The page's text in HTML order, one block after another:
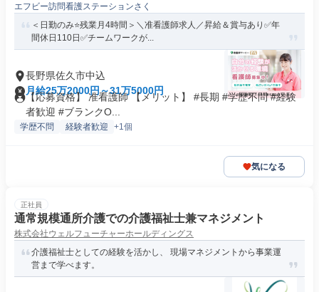
エフビー訪問看護ステーションさく
＜日勤のみ⭐残業月4時間＞＼准看護師求人／昇給＆賞与あり✅年
間休日110日✅チームワークが...
長野県佐久市中込
月給25万2000円～31万5000円
【応募資格】 准看護師 【メリット】 #長期 #学歴不問 #経験
者歓迎 #ブランクO...
学歴不問 経験者歓迎 +1個
気になる
正社員
通常規模通所介護での介護福祉士兼マネジメント
株式会社ウェルフューチャーホールディングス
介護福祉士としての経験を活かし、 現場マネジメントから事業運
営まで学べます。